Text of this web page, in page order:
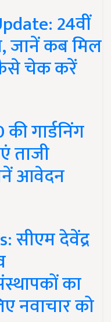
24वीं
जानें कब मिल
चेक करें
गार्डनिंग
ताजी
आवेदन
सीएम देवेंद्र
का
नवाचार को